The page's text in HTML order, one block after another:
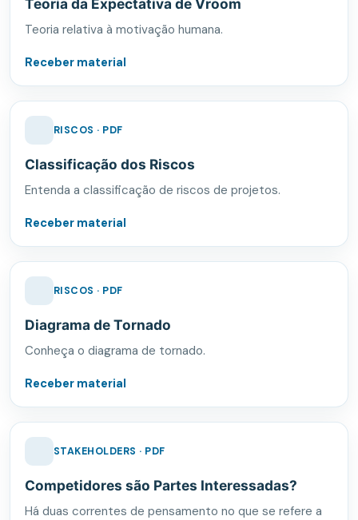
Teoria relativa à motivação humana.
Receber material
RISCOS · PDF
Classificação dos Riscos
Entenda a classificação de riscos de projetos.
Receber material
RISCOS · PDF
Diagrama de Tornado
Conheça o diagrama de tornado.
Receber material
STAKEHOLDERS · PDF
Competidores são Partes Interessadas?
Há duas correntes de pensamento no que se refere a